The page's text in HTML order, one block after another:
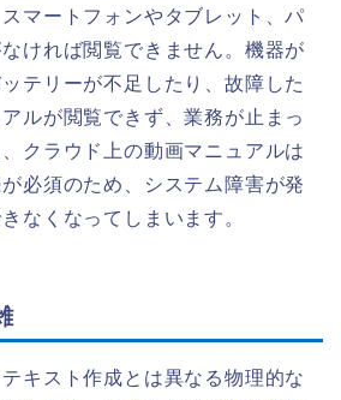
マートフォンやタブレット、パ
ければ閲覧できません。機器が
テリーが不足したり、故障した
ルが閲覧できず、業務が止まっ
クラウド上の動画マニュアルは
必須のため、システム障害が発
なくなってしまいます。
キスト作成とは異なる物理的な